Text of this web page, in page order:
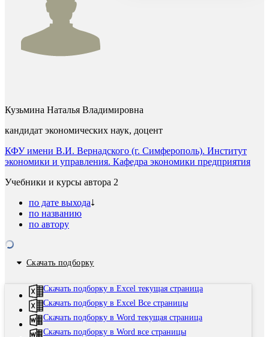
Кузьмина Наталья Владимировна
кандидат экономических наук, доцент
КФУ имени В.И. Вернадского (г. Симферополь). Институт
экономики и управления. Кафедра экономики предприятия
Учебники и курсы автора 2
по дате выхода
по названию
по автору
Скачать подборку
Скачать подборку в Excel текущая страница
Скачать подборку в Excel Все страницы
Скачать подборку в Word текущая страница
Скачать подборку в Word все страницы